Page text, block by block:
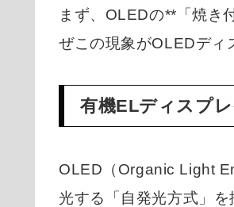
まず、OLEDの**「焼き
ぜこの現象がOLEDディ
有機ELディスプ
OLED（Organic Light
光する「自発光方式」